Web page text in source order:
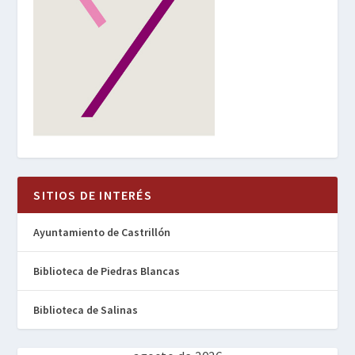
SITIOS DE INTERÉS
Ayuntamiento de Castrillón
Biblioteca de Piedras Blancas
Biblioteca de Salinas